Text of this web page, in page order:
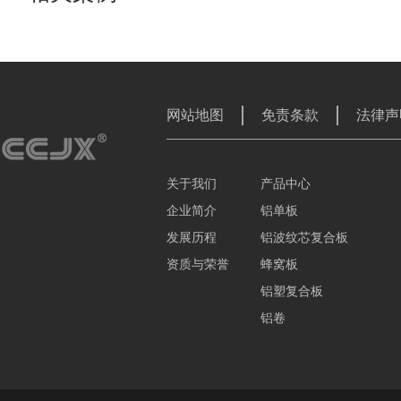
网站地图 免责条款 法律
关于我们
企业简介
发展历程
资质与荣誉
产品中心
铝单板
铝波纹芯复合板
蜂窝板
铝塑复合板
铝卷